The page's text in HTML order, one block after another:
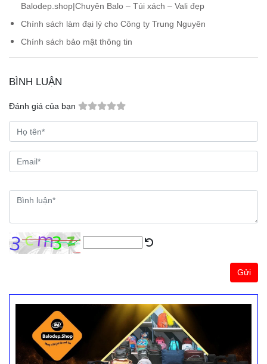
Balodep.shop|Chuyên Balo – Túi xách – Vali đẹp
Chính sách làm đại lý cho Công ty Trung Nguyên
Chính sách bảo mật thông tin
BÌNH LUẬN
Đánh giá của bạn
Gửi